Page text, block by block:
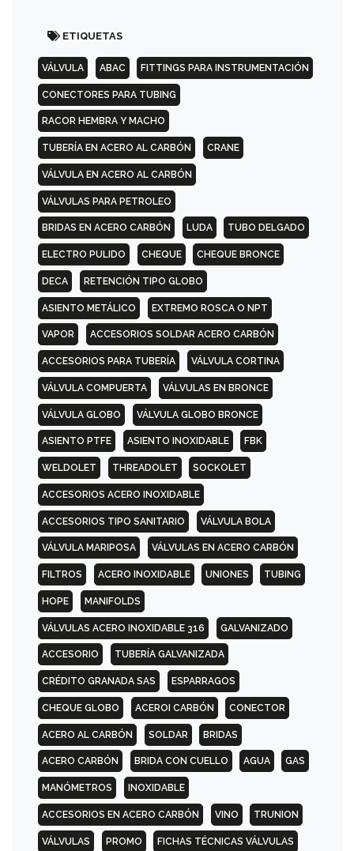
CIEGA
ROSCADA
CUELLO
CUELLO
CIEGA
CUELLO
ETIQUETAS
VÁLVULA ABAC FITTINGS PARA INSTRUMENTACIÓN
CONECTORES PARA TUBING
RACOR HEMBRA Y MACHO
TUBERÍA EN ACERO AL CARBÓN CRANE
VÁLVULA EN ACERO AL CARBÓN
VÁLVULAS PARA PETROLEO
BRIDAS EN ACERO CARBÓN LUDA TUBO DELGADO
ELECTRO PULIDO CHEQUE CHEQUE BRONCE
DECA RETENCIÓN TIPO GLOBO
ASIENTO METÁLICO EXTREMO ROSCA O NPT
VAPOR ACCESORIOS SOLDAR ACERO CARBÓN
ACCESORIOS PARA TUBERÍA VÁLVULA CORTINA
VÁLVULA COMPUERTA VÁLVULAS EN BRONCE
VÁLVULA GLOBO VÁLVULA GLOBO BRONCE
ASIENTO PTFE ASIENTO INOXIDABLE FBK
WELDOLET THREADOLET SOCKOLET
ACCESORIOS ACERO INOXIDABLE
ACCESORIOS TIPO SANITARIO VÁLVULA BOLA
VÁLVULA MARIPOSA VÁLVULAS EN ACERO CARBÓN
FILTROS ACERO INOXIDABLE UNIONES TUBING
HOPE MANIFOLDS
VÁLVULAS ACERO INOXIDABLE 316 GALVANIZADO
ACCESORIO TUBERÍA GALVANIZADA
CRÉDITO GRANADA SAS ESPARRAGOS
CHEQUE GLOBO ACEROI CARBÓN CONECTOR
ACERO AL CARBÓN SOLDAR BRIDAS
ACERO CARBÓN BRIDA CON CUELLO AGUA GAS
MANÓMETROS INOXIDABLE
ACCESORIOS EN ACERO CARBÓN VINO TRUNION
VÁLVULAS PROMO FICHAS TÉCNICAS VÁLVULAS